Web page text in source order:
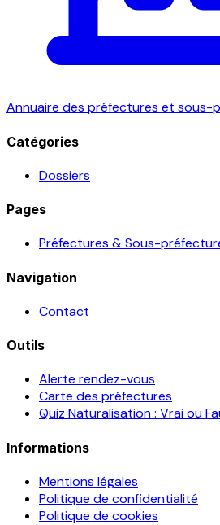
Annuaire des préfectures et sous-
Catégories
Dossiers
Pages
Préfectures & Sous-
Navigation
Contact
Outils
Alerte rendez-vous
Carte des préfectures
Quiz Naturalisation : Vrai ou
Informations
Mentions légales
Politique de confidentialité
Politique de cookies